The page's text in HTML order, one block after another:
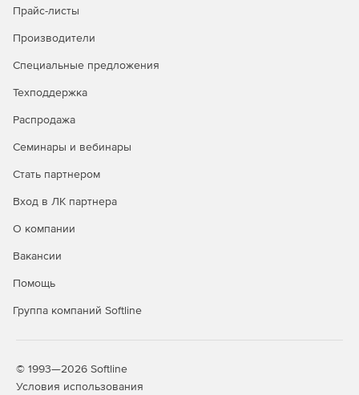
защищаемой сети криптошлюзов.
Поддержка распространенных каналов связи.
Прозрачность для любых приложений и сетевых
Работа с высокоприоритетным трафиком.
Резервирование гарантированной полосы
Поддержка VLAN.
Скрытие внутренней сети. Поддержка технологий
Интеграция с внешними системами анализа событий
Прайс-листы
Производители
Специальные предложения
Техподдержка
Распродажа
Семинары и вебинары
Стать партнером
Вход в ЛК партнера
О компании
Вакансии
Помощь
Группа компаний Softline
© 1993—2026 Softline
Условия использования